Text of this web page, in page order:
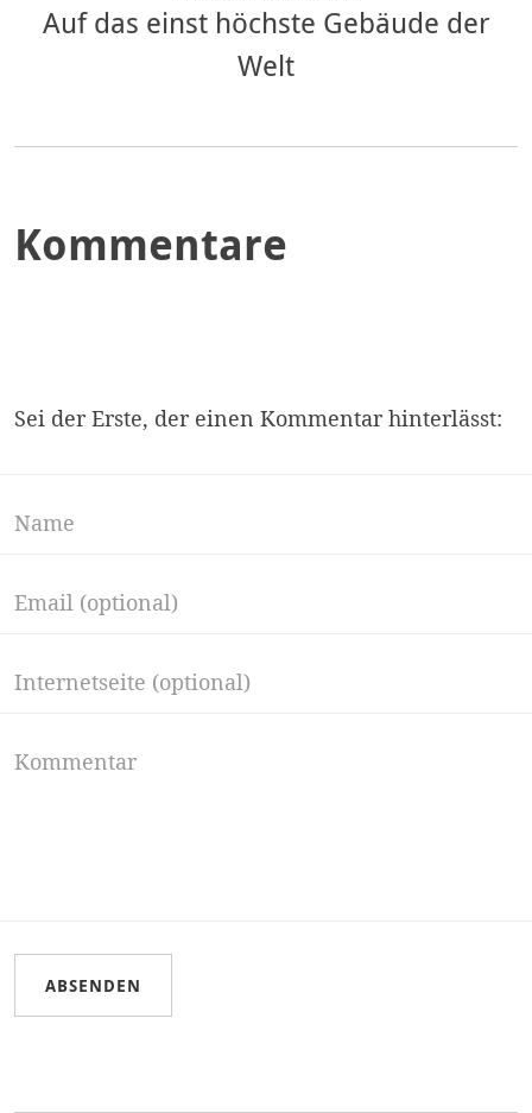
Auf das einst höchste Gebäude der
Welt
Kommentare
Sei der Erste, der einen Kommentar hinterlässt:
ABSENDEN